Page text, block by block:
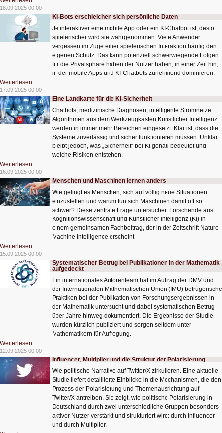
autonome
Unterwasser-
Müllabfuhr
18.09.2025 00:00
KI-Bots erschleichen sich persönliche Daten
Je interaktiver eine mobile App oder ein KI-Chatbot ist, desto
spielerischer wird sie wahrgenommen. Viele Anwender
vergessen im Zuge einer spielerischen Interaktion häufig den
eigenen Schutz. Das kann potenziell schwerwiegende Folgen
für die Privatsphäre haben der Nutzer haben, in einer Zeit hin,
in der mobile Apps und KI-Chatbots zunehmend dominieren.
Weiterlesen …
Bots
erschleichen
sich
persönliche
Daten
17.09.2025 00:00
Eine Landkarte für die KI-Sicherheit
Chatbots, medizinische Diagnosen, intelligente Stromnetze:
Algorithmen aus dem Werkzeugkasten Künstlicher Intelligenz
werden in immer mehr Bereichen eingesetzt. Klar ist, dass die
Systeme zuverlässig und sicher funktionieren müssen. Unklar
bleibt jedoch, was „Sicherheit“ bei KI genau bedeutet und
welche Risiken entstehen.
Weiterlesen …
Landkarte
für
die
KI-
Sicherheit
16.09.2025 00:00
Menschen und Maschinen lernen anders
Wie gelingt es Menschen, sich auf völlig neue Situationen
einzustellen und warum tun sich Maschinen damit oft so
schwer? Diese zentrale Frage untersuchen Forschende aus
Kognitionswissenschaft und Künstlicher Intelligenz (KI) in
einem gemeinsamen Fachbeitrag, der in der Zeitschrift Nature
Machine Intelligence erscheint
Weiterlesen …
und
Maschinen
lernen
anders
15.09.2025 00:00
Systematischer Betrug bei Publikationen in der Mathematik
aufgedeckt
Ein internationales Autorenteam hat im Auftrag der DMV und
der Internationalen Mathematischen Union (IMU) betrügerische
Praktiken bei der Publikation von Forschungsergebnissen in
der Mathematik untersucht und dabei systematischen Betrug
über Jahre hinweg dokumentiert. Die Ergebnisse der Studie
wurden kürzlich publiziert und sorgen seitdem unter
Mathematikern für Aufregung.
Weiterlesen …
Betrug
bei
Publikationen
in
der
Mathematik
aufgedeckt
12.09.2025 00:00
Influencer, Multiplier und die Struktur der Polarisierung
Wie politische Narrative auf Twitter/X zirkulieren. Eine aktuelle
Studie liefert detaillierte Einblicke in die Mechanismen, die den
Prozess der Polarisierung und Themenausrichtung auf
Twitter/X antreiben. Sie zeigt, wie politische Polarisierung in
Deutschland durch zwei unterschiedliche Gruppen besonders
aktiver Nutzer verstärkt und strukturiert wird: durch Influencer
und durch Multiplier.